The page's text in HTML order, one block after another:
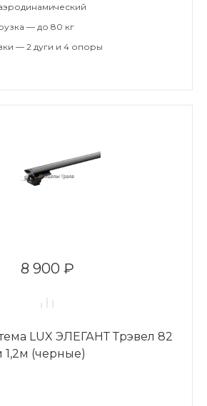
— до 80 кг
— 2 дуги и 4 опоры
8 900 ₽
LUX ЭЛЕГАНТ Трэвел 82
(черные)